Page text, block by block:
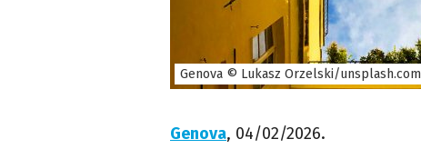
Genova © Lukasz Orzelski/unsplash.com
Genova, 04/02/2026.